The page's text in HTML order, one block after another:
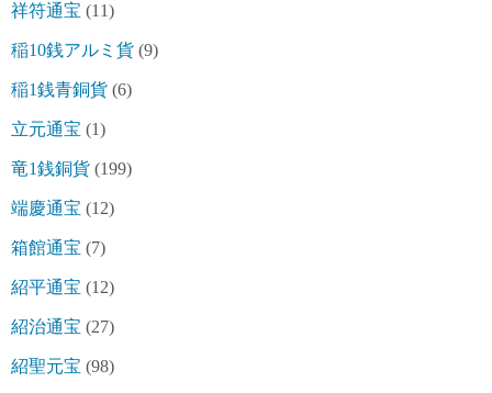
祥符通宝 (11)
稲10銭アルミ貨 (9)
稲1銭青銅貨 (6)
立元通宝 (1)
竜1銭銅貨 (199)
端慶通宝 (12)
箱館通宝 (7)
紹平通宝 (12)
紹治通宝 (27)
紹聖元宝 (98)